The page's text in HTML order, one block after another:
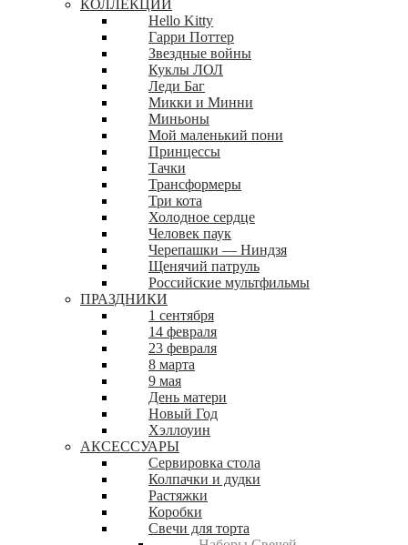
КОЛЛЕКЦИИ
Hello Kitty
Гарри Поттер
Звездные войны
Куклы ЛОЛ
Леди Баг
Микки и Минни
Миньоны
Мой маленький пони
Принцессы
Тачки
Трансформеры
Три кота
Холодное сердце
Человек паук
Черепашки — Ниндзя
Щенячий патруль
Российские мультфильмы
ПРАЗДНИКИ
1 сентября
14 февраля
23 февраля
8 марта
9 мая
День матери
Новый Год
Хэллоуин
АКСЕССУАРЫ
Сервировка стола
Колпачки и дудки
Растяжки
Коробки
Свечи для торта